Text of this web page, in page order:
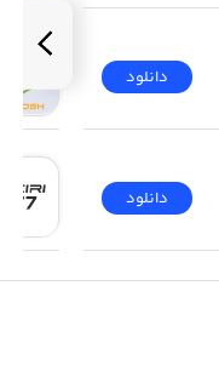
دانلود
دانلود